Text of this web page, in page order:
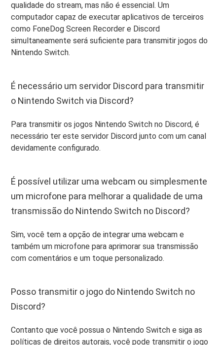
qualidade do stream, mas não é essencial. Um
computador capaz de executar aplicativos de terceiros
como FoneDog Screen Recorder e Discord
simultaneamente será suficiente para transmitir jogos do
Nintendo Switch.
É necessário um servidor Discord para transmitir
o Nintendo Switch via Discord?
Para transmitir os jogos Nintendo Switch no Discord, é
necessário ter este servidor Discord junto com um canal
devidamente configurado.
É possível utilizar uma webcam ou simplesmente
um microfone para melhorar a qualidade de uma
transmissão do Nintendo Switch no Discord?
Sim, você tem a opção de integrar uma webcam e
também um microfone para aprimorar sua transmissão
com comentários e um toque personalizado.
Posso transmitir o jogo do Nintendo Switch no
Discord?
Contanto que você possua o Nintendo Switch e siga as
políticas de direitos autorais, você pode transmitir o jogo